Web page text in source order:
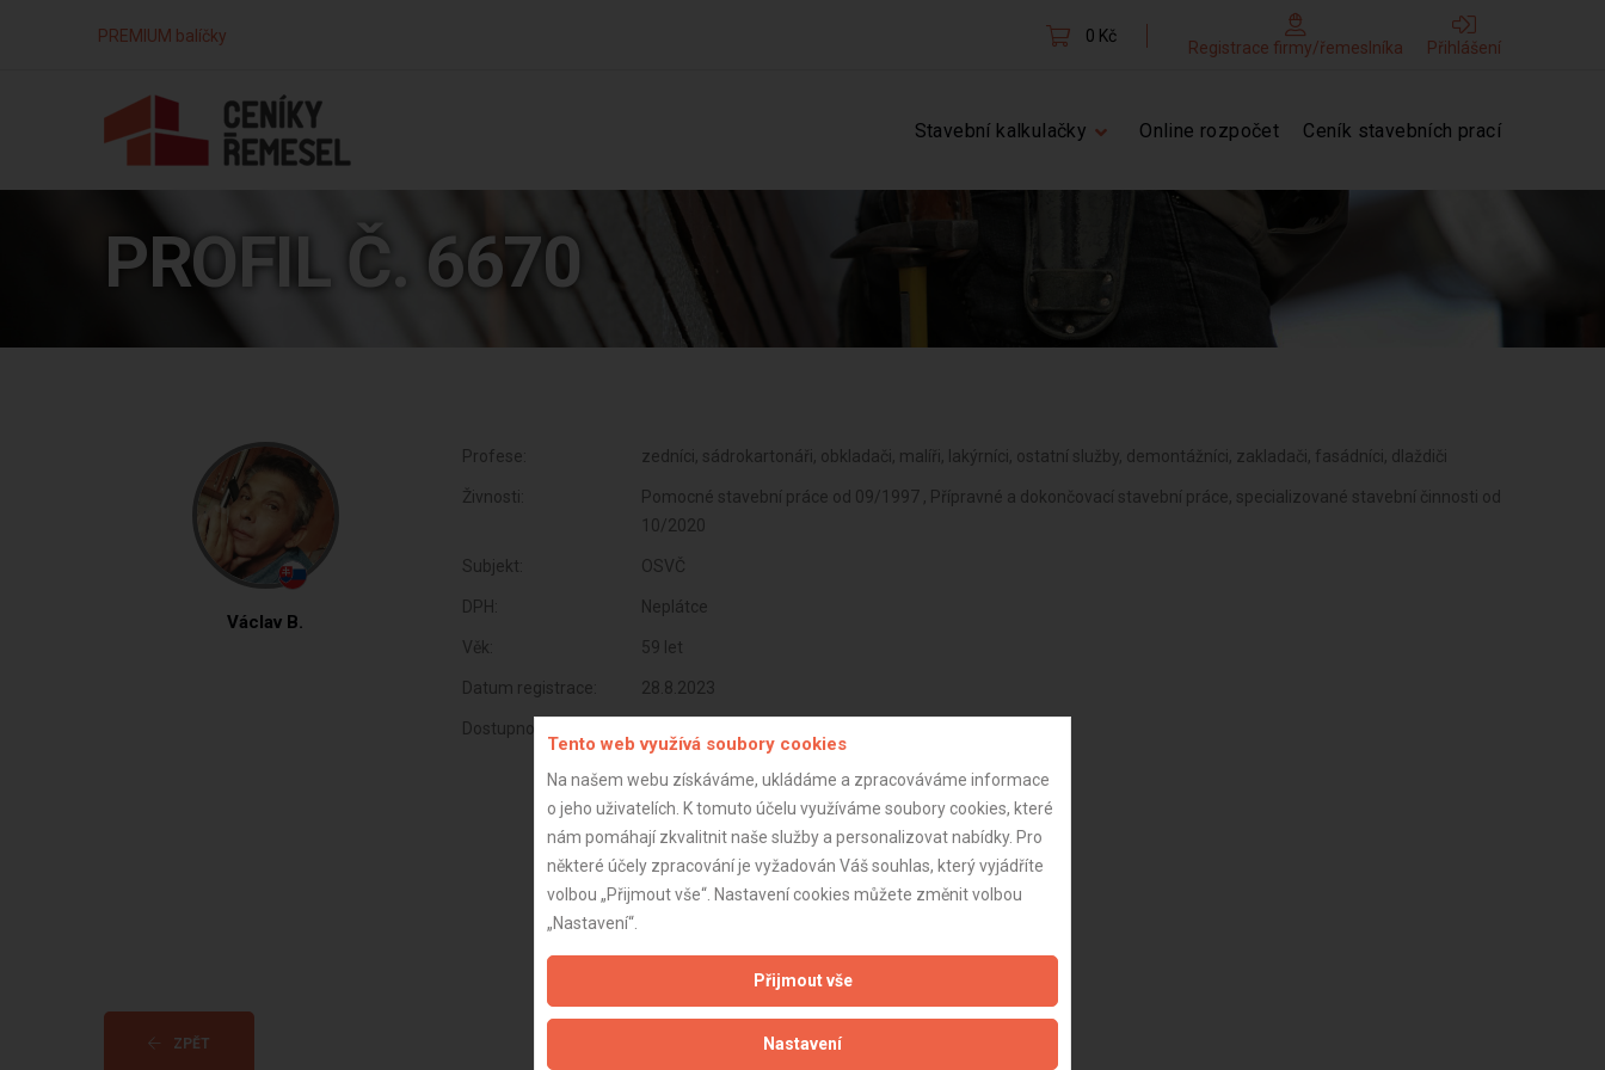
PREMIUM balíčky 0 Kč
Registrace firmy/řemeslníka Přihlášení
Stavební kalkulačky Online rozpočet Ceník stavebních prací
PROFIL Č. 6670
Václav B.
Profese: zedníci, sádrokartonáři, obkladači, malíři, lakýrníci, ostatní služby, demontážníci, zakladači, fasádníci, dlaždiči
Živnosti:
Pomocné stavební práce od 09/1997 , Přípravné a dokončovací stavební práce, specializované stavební činnosti od
10/2020
Subjekt: OSVČ
DPH: Neplátce
Věk: 59 let
Datum registrace: 28.8.2023
Dostupnost:
ZPĚT Aktualizováno z portálu ARES dne 01.12.2024 11:00:10
Tento web využívá soubory cookies
Na našem webu získáváme, ukládáme a zpracováváme informace
o jeho uživatelích. K tomuto účelu využíváme soubory cookies, které
nám pomáhají zkvalitnit naše služby a personalizovat nabídky. Pro
některé účely zpracování je vyžadován Váš souhlas, který vyjádříte
volbou „Přijmout vše“. Nastavení cookies můžete změnit volbou
„Nastavení“.
Přijmout vše
Nastavení